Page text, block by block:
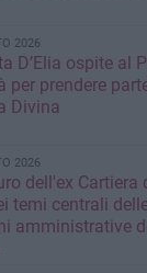
2026
D’Elia ospite al
per prendere
Divina
2026
dell'ex Cartiera
temi centrali
amministrative